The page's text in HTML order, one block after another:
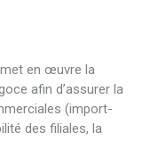
en œuvre la
afin d’assurer la
(import-
des filiales, la